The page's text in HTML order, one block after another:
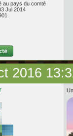
au pays du comté
Jul 2014
2016